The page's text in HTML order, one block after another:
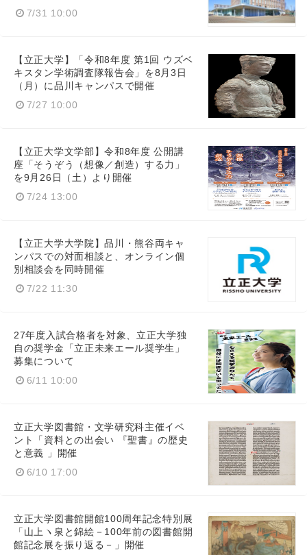
7/31 10:00
【立正大学】「令和8年度 第1回 ウズベ
キスタン学術調査隊報告会」を8月3日
（月）に品川キャンパスで開催
7/27 10:00
【立正大学文学部】令和8年度 公開講
座「そうぞう（想像／創造）する力」
を9月26日（土）より開催
7/24 13:00
【立正大学大学院】品川・熊谷両キャ
ンパスでの対面相談と、オンライン個
別相談会を同時開催
7/22 11:30
27年度入試合格者を対象、立正大学独
自の奨学金「立正未来エール奨学生」
募集について
6/11 10:00
立正大学図書館・文学研究科主催イベ
ント「資料との出会い 『聖書』の歴史
と意義 」開催
6/10 17:00
立正大学図書館開館100周年記念特別展
「山上ヽ泉と錦絵－100年前の図書館開
館記念展を振り返る－」開催
Japanese